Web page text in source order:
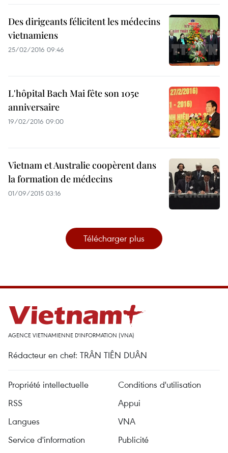
Des dirigeants félicitent les médecins
vietnamiens
25/02/2016 09:46
L'hôpital Bach Mai fête son 105e
anniversaire
19/02/2016 09:00
Vietnam et Australie coopèrent dans
la formation de médecins
01/09/2015 03:16
Télécharger plus
AGENCE VIETNAMIENNE D'INFORMATION (VNA)
Rédacteur en chef: TRÂN TIÊN DUÂN
Propriété intellectuelle
Conditions d'utilisation
RSS
Appui
Langues
VNA
Service d'information
Publicité